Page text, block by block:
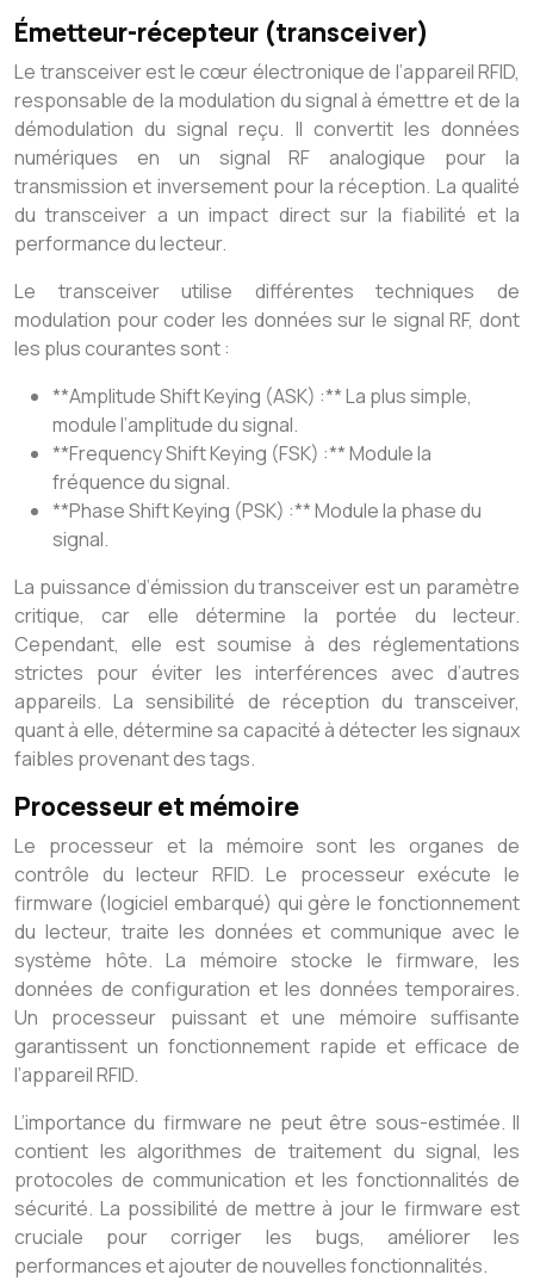
Émetteur-récepteur (transceiver)
Le transceiver est le cœur électronique de l’appareil RFID,
responsable de la modulation du signal à émettre et de la
démodulation du signal reçu. Il convertit les données
numériques en un signal RF analogique pour la
transmission et inversement pour la réception. La qualité
du transceiver a un impact direct sur la fiabilité et la
performance du lecteur.
Le transceiver utilise différentes techniques de
modulation pour coder les données sur le signal RF, dont
les plus courantes sont :
**Amplitude Shift Keying (ASK) :** La plus simple,
module l’amplitude du signal.
**Frequency Shift Keying (FSK) :** Module la
fréquence du signal.
**Phase Shift Keying (PSK) :** Module la phase du
signal.
La puissance d’émission du transceiver est un paramètre
critique, car elle détermine la portée du lecteur.
Cependant, elle est soumise à des réglementations
strictes pour éviter les interférences avec d’autres
appareils. La sensibilité de réception du transceiver,
quant à elle, détermine sa capacité à détecter les signaux
faibles provenant des tags.
Processeur et mémoire
Le processeur et la mémoire sont les organes de
contrôle du lecteur RFID. Le processeur exécute le
firmware (logiciel embarqué) qui gère le fonctionnement
du lecteur, traite les données et communique avec le
système hôte. La mémoire stocke le firmware, les
données de configuration et les données temporaires.
Un processeur puissant et une mémoire suffisante
garantissent un fonctionnement rapide et efficace de
l’appareil RFID.
L’importance du firmware ne peut être sous-estimée. Il
contient les algorithmes de traitement du signal, les
protocoles de communication et les fonctionnalités de
sécurité. La possibilité de mettre à jour le firmware est
cruciale pour corriger les bugs, améliorer les
performances et ajouter de nouvelles fonctionnalités.